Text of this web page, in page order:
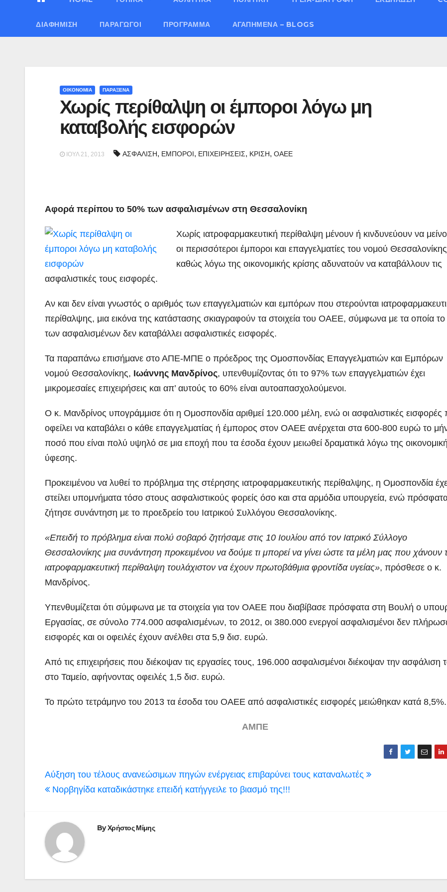
ΔΙΑΦΉΜΙΣΗ ΠΑΡΑΓΩΓΟΊ ΠΡΌΓΡΑΜΜΑ ΑΓΑΠΗΜΈΝΑ – BLOGS
ΟΙΚΟΝΟΜΙΑ ΠΑΡΑΞΕΝΑ
Χωρίς περίθαλψη οι έμποροι λόγω μη
καταβολής εισφορών
ΙΟΎΛ 21, 2013 ΑΣΦΑΛΙΣΗ, ΕΜΠΟΡΟΙ, ΕΠΙΧΕΙΡΗΣΕΙΣ, ΚΡΙΣΗ, ΟΑΕΕ
Αφορά περίπου το 50% των ασφαλισμένων στη Θεσσαλονίκη
Χωρίς ιατροφαρμακευτική περίθαλψη μένουν ή κινδυνεύουν να
οι περισσότεροι έμποροι και επαγγελματίες του νομού Θεσσαλονίκης
καθώς λόγω της οικονομικής κρίσης αδυνατούν να καταβάλλουν τις
ασφαλιστικές τους εισφορές.
Αν και δεν είναι γνωστός ο αριθμός των επαγγελματιών και εμπόρων που στερούνται
περίθαλψης, μια εικόνα της κατάστασης σκιαγραφούν τα στοιχεία του ΟΑΕΕ, σύμφωνα με τα οποία
των ασφαλισμένων δεν καταβάλλει ασφαλιστικές εισφορές.
Τα παραπάνω επισήμανε στο ΑΠΕ-ΜΠΕ ο πρόεδρος της Ομοσπονδίας Επαγγελματιών και Εμπόρων
νομού Θεσσαλονίκης, Ιωάννης Μανδρίνος, υπενθυμίζοντας ότι το 97% των επαγγελματιών έχει
μικρομεσαίες επιχειρήσεις και απ’ αυτούς το 60% είναι αυτοαπασχολούμενοι.
Ο κ. Μανδρίνος υπογράμμισε ότι η Ομοσπονδία αριθμεί 120.000 μέλη, ενώ οι ασφαλιστικές εισφορές
οφείλει να καταβάλει ο κάθε επαγγελματίας ή έμπορος στον ΟΑΕΕ ανέρχεται στα 600-800 ευρώ το
ποσό που είναι πολύ υψηλό σε μια εποχή που τα έσοδα έχουν μειωθεί δραματικά λόγω της
ύφεσης.
Προκειμένου να λυθεί το πρόβλημα της στέρησης ιατροφαρμακευτικής περίθαλψης, η Ομοσπονδία
στείλει υπομνήματα τόσο στους ασφαλιστικούς φορείς όσο και στα αρμόδια υπουργεία, ενώ
ζήτησε συνάντηση με το προεδρείο του Ιατρικού Συλλόγου Θεσσαλονίκης.
«Επειδή το πρόβλημα είναι πολύ σοβαρό ζητήσαμε στις 10 Ιουλίου από τον Ιατρικό Σύλλογο
Θεσσαλονίκης μια συνάντηση προκειμένου να δούμε τι μπορεί να γίνει ώστε τα μέλη μας που χάνουν
ιατροφαρμακευτική περίθαλψη τουλάχιστον να έχουν πρωτοβάθμια φροντίδα υγείας», πρόσθεσε ο κ.
Μανδρίνος.
Υπενθυμίζεται ότι σύμφωνα με τα στοιχεία για τον ΟΑΕΕ που διαβίβασε πρόσφατα στη Βουλή ο
Εργασίας, σε σύνολο 774.000 ασφαλισμένων, το 2012, οι 380.000 ενεργοί ασφαλισμένοι δεν
εισφορές και οι οφειλές έχουν ανέλθει στα 5,9 δισ. ευρώ.
Από τις επιχειρήσεις που διέκοψαν τις εργασίες τους, 196.000 ασφαλισμένοι διέκοψαν την ασφάλιση
στο Ταμείο, αφήνοντας οφειλές 1,5 δισ. ευρώ.
Το πρώτο τετράμηνο του 2013 τα έσοδα του ΟΑΕΕ από ασφαλιστικές εισφορές μειώθηκαν κατά 8,5%.
ΑΜΠΕ
Πλοήγηση
άρθρων
Αύξηση του τέλους ανανεώσιμων πηγών ενέργειας επιβαρύνει τους καταναλωτές
Νορβηγίδα καταδικάστηκε επειδή κατήγγειλε το βιασμό της!!!
ByΧρήστος Μίμης